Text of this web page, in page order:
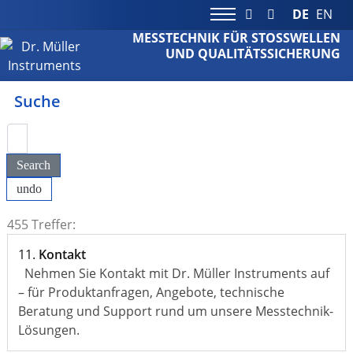
DE EN
MESSTECHNIK FÜR STOSSWELLEN
UND QUALITÄTSSICHERUNG
Suche
Search
undo
455 Treffer:
11. Kontakt
Nehmen Sie Kontakt mit Dr. Müller Instruments auf
– für Produktanfragen, Angebote, technische
Beratung und Support rund um unsere Messtechnik-
Lösungen.